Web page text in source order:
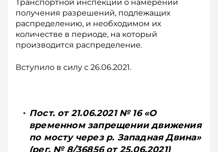
Транспортной инспекции о намерении
получения разрешений, подлежащих
распределению, и необходимом их
количестве в периоде, на который
производится распределение.
Вступило в силу с 26.06.2021.
Пост. от 21.06.2021 № 16 «О
временном запрещении движения
по мосту через р. Западная Двина»
(рег. № 8/36856 от 25.06.2021)